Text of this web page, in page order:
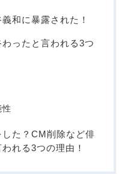
和に暴露された！
ったと言われる3つ
た？CM削除など俳
れる3つの理由！